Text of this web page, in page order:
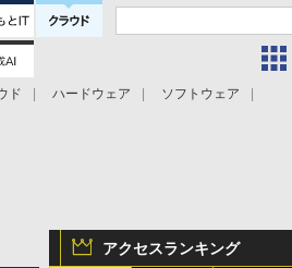
ド ハードウェア
ソフトウェア
アクセスランキング